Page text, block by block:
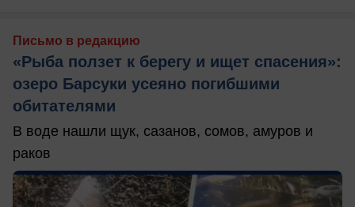
Письмо в редакцию
«Рыба ползет к берегу и ищет спасения»:
озеро Барсуки усеяно погибшими
обитателями
В воде нашли щук, сазанов, сомов, амуров и
раков